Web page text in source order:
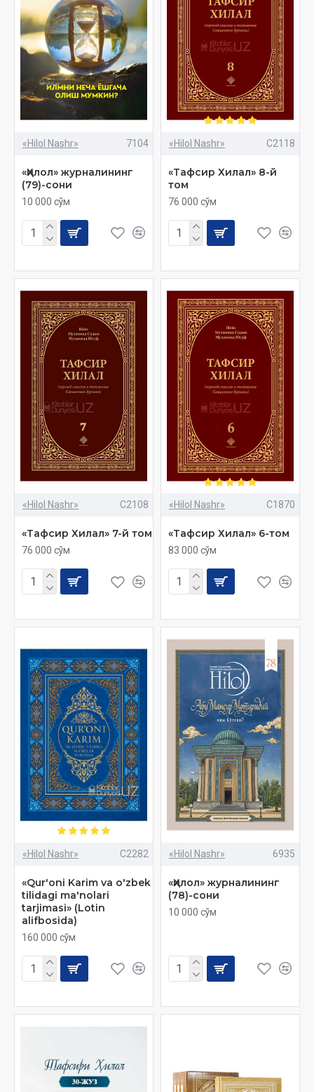
«Hilol Nashr» 7104
«Ҳилол» журналининг
(79)-сони
10 000 сўм
«Hilol Nashr» C2118
«Тафсир Хилал» 8-й
том
76 000 сўм
«Hilol Nashr» C2108
«Тафсир Хилал» 7-й том
76 000 сўм
«Hilol Nashr» C1870
«Тафсир Хилал» 6-том
83 000 сўм
«Hilol Nashr» C2282
«Qur'oni Karim va o'zbek
tilidagi ma'nolari
tarjimasi» (Lotin
alifbosida)
160 000 сўм
«Hilol Nashr» 6935
«Ҳилол» журналининг
(78)-сони
10 000 сўм